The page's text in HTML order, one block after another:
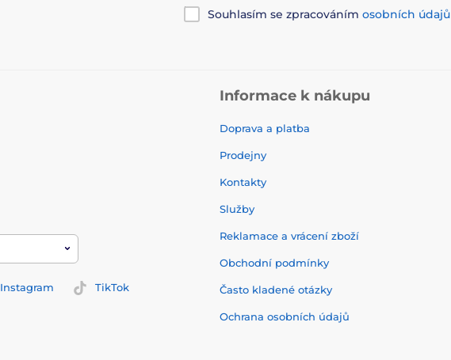
Souhlasím se zpracováním osobních údajů
Instagram
TikTok
Informace k nákupu
Doprava a platba
Prodejny
Kontakty
Služby
Reklamace a vrácení zboží
Obchodní podmínky
Často kladené otázky
Ochrana osobních údajů